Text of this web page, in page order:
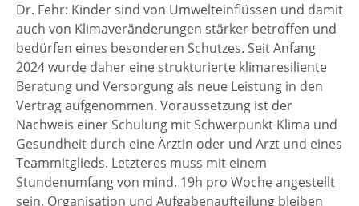
Dr. Fehr: Kinder sind von Umwelteinflüssen und damit
auch von Klimaveränderungen stärker betroffen und
bedürfen eines besonderen Schutzes. Seit Anfang
2024 wurde daher eine strukturierte klimaresiliente
Beratung und Versorgung als neue Leistung in den
Vertrag aufgenommen. Voraussetzung ist der
Nachweis einer Schulung mit Schwerpunkt Klima und
Gesundheit durch eine Ärztin oder und Arzt und eines
Teammitglieds. Letzteres muss mit einem
Stundenumfang von mind. 19h pro Woche angestellt
sein. Organisation und Aufgabenaufteilung bleiben